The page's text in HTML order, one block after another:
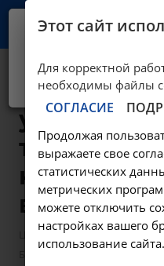
уровня
крови -
в Иркутске
Цены в Иркутске —
Ваш
Да, верно
Этот сайт
Для корректной
необходимы файлы
СОГЛАСИЕ
Продолжая
выражаете свое
статистических
метрических
можете отключить
настройках вашего
использование сайта.